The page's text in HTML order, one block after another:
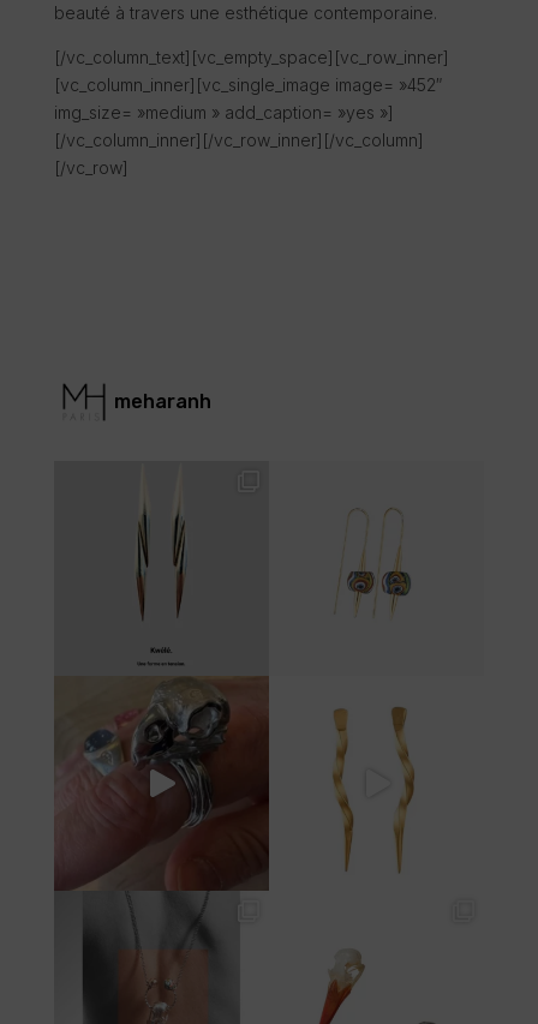
beauté à travers une esthétique contemporaine.
[/vc_column_text][vc_empty_space][vc_row_inner]
[vc_column_inner][vc_single_image image= »452″
img_size= »medium » add_caption= »yes »]
[/vc_column_inner][/vc_row_inner][/vc_column]
[/vc_row]
meharanh